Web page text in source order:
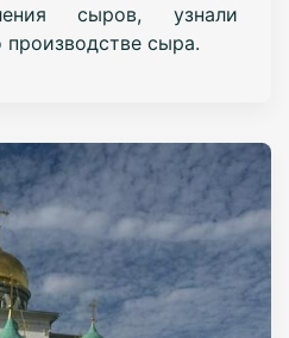
сыров, узнали
сыра.